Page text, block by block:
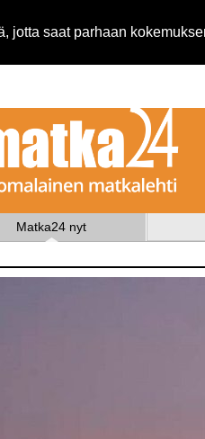
jotta saat parhaan
Matka24 nyt